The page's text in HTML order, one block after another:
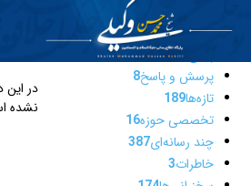
5
بیانات 171
پاسخ به شبهات14
پرسش و پاسخ8
تازه‌ها189
تخصصی حوزه16
چند رسانه‌ای387
خاطرات3
در این
نشده